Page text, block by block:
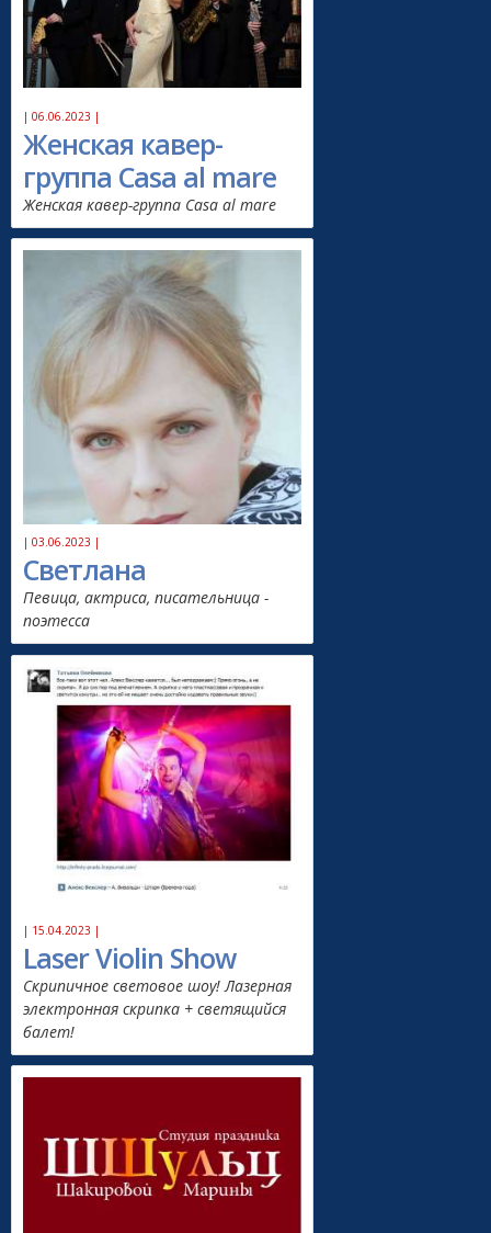
| 06.06.2023 |
Женская кавер-
группа Casa al mare
Женская кавер-группа Casa al mare
| 03.06.2023 |
Светлана
Певица, актриса, писательница -
поэтесса
| 15.04.2023 |
Laser Violin Show
Скрипичное световое шоу! Лазерная
электронная скрипка + светящийся
балет!